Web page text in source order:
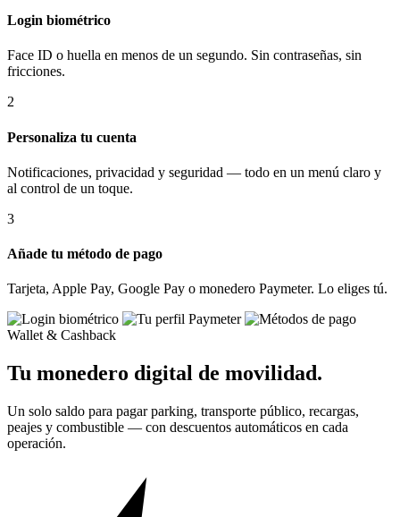
Login biométrico
Face ID o huella en menos de un segundo. Sin contraseñas, sin
fricciones.
2
Personaliza tu cuenta
Notificaciones, privacidad y seguridad — todo en un menú claro y
al control de un toque.
3
Añade tu método de pago
Tarjeta, Apple Pay, Google Pay o monedero Paymeter. Lo eliges tú.
Wallet & Cashback
Tu monedero digital de movilidad.
Un solo saldo para pagar parking, transporte público, recargas,
peajes y combustible — con descuentos automáticos en cada
operación.